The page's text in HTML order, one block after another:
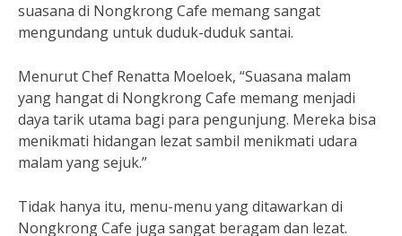
suasana di Nongkrong Cafe memang sangat
mengundang untuk duduk-duduk santai.
Menurut Chef Renatta Moeloek, “Suasana malam
yang hangat di Nongkrong Cafe memang menjadi
daya tarik utama bagi para pengunjung. Mereka bisa
menikmati hidangan lezat sambil menikmati udara
malam yang sejuk.”
Tidak hanya itu, menu-menu yang ditawarkan di
Nongkrong Cafe juga sangat beragam dan lezat.